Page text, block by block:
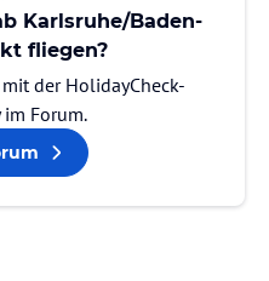
Karlsruhe/Baden-
fliegen?
der HolidayCheck-
im Forum.